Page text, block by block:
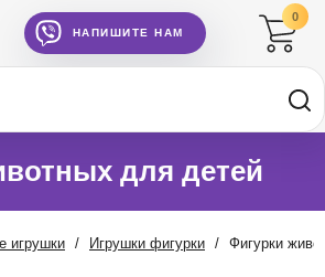
НАПИШИТЕ НАМ
0
для детей
игрушки / Игрушки фигурки / Фигурки